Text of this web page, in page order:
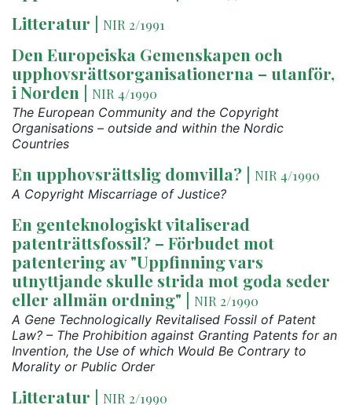
Litteratur | NIR 2/1991
Den Europeiska Gemenskapen och
upphovsrättsorganisationerna – utanför,
i Norden | NIR 4/1990
The European Community and the Copyright
Organisations – outside and within the Nordic
Countries
En upphovsrättslig domvilla? | NIR 4/1990
A Copyright Miscarriage of Justice?
En genteknologiskt vitaliserad
patenträttsfossil? – Förbudet mot
patentering av "Uppfinning vars
utnyttjande skulle strida mot goda seder
eller allmän ordning" | NIR 2/1990
A Gene Technologically Revitalised Fossil of Patent
Law? – The Prohibition against Granting Patents for an
Invention, the Use of which Would Be Contrary to
Morality or Public Order
Litteratur | NIR 2/1990